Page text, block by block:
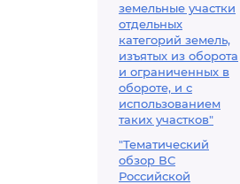
земельные участки
отдельных
категорий земель,
изъятых из оборота
и ограниченных в
обороте, и с
использованием
таких участков"
"Тематический
обзор ВС
Российской